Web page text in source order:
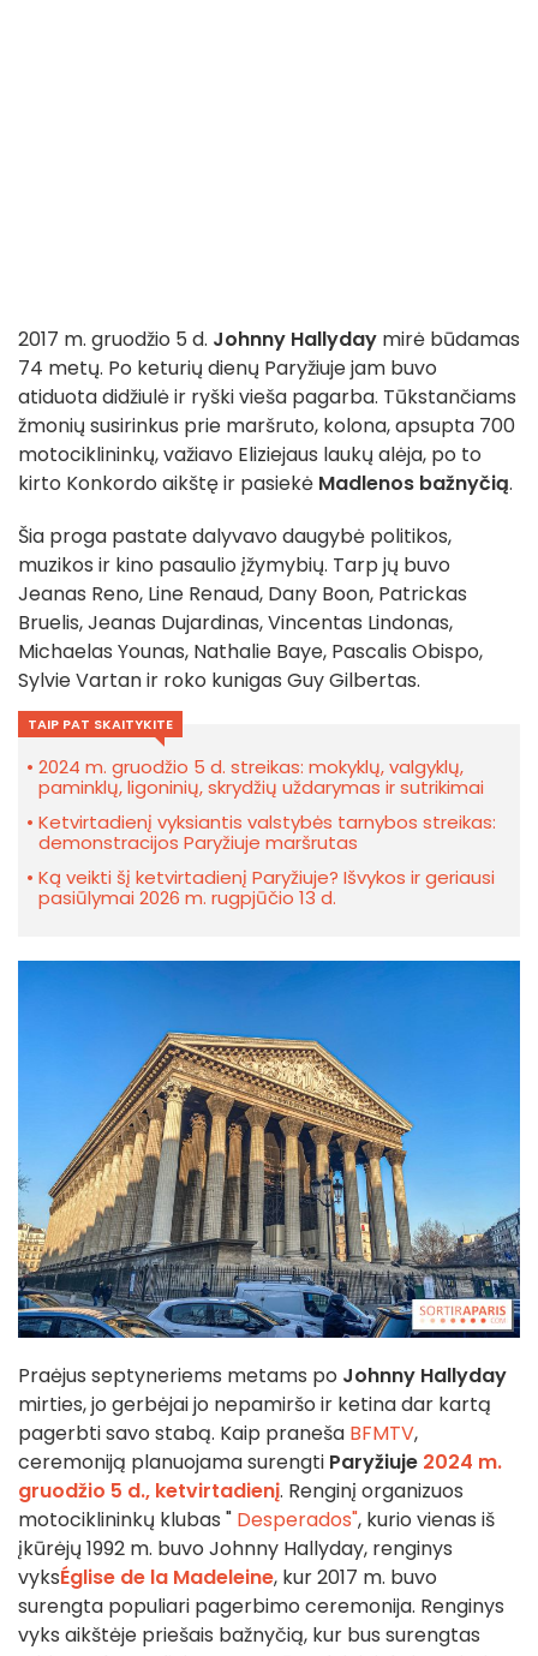
2017 m. gruodžio 5 d. Johnny Hallyday mirė būdamas
74 metų. Po keturių dienų Paryžiuje jam buvo
atiduota didžiulė ir ryški vieša pagarba. Tūkstančiams
žmonių susirinkus prie maršruto, kolona, apsupta 700
motociklininkų, važiavo Eliziejaus laukų alėja, po to
kirto Konkordo aikštę ir pasiekė Madlenos bažnyčią.
Šia proga pastate dalyvavo daugybė politikos,
muzikos ir kino pasaulio įžymybių. Tarp jų buvo
Jeanas Reno, Line Renaud, Dany Boon, Patrickas
Bruelis, Jeanas Dujardinas, Vincentas Lindonas,
Michaelas Younas, Nathalie Baye, Pascalis Obispo,
Sylvie Vartan ir roko kunigas Guy Gilbertas.
TAIP PAT SKAITYKITE
2024 m. gruodžio 5 d. streikas: mokyklų, valgyklų,
paminklų, ligoninių, skrydžių uždarymas ir sutrikimai
Ketvirtadienį vyksiantis valstybės tarnybos streikas:
demonstracijos Paryžiuje maršrutas
Ką veikti šį ketvirtadienį Paryžiuje? Išvykos ir geriausi
pasiūlymai 2026 m. rugpjūčio 13 d.
Praėjus septyneriems metams po Johnny Hallyday
mirties, jo gerbėjai jo nepamiršo ir ketina dar kartą
pagerbti savo stabą. Kaip praneša BFMTV,
ceremoniją planuojama surengti Paryžiuje 2024 m.
gruodžio 5 d., ketvirtadienį. Renginį organizuos
motociklininkų klubas " Desperados", kurio vienas iš
įkūrėjų 1992 m. buvo Johnny Hallyday, renginys
vyksÉglise de la Madeleine, kur 2017 m. buvo
surengta populiari pagerbimo ceremonija. Renginys
vyks aikštėje priešais bažnyčią, kur bus surengtas